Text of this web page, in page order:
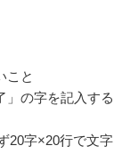
こと
の字を記入する
20字×20行で文字